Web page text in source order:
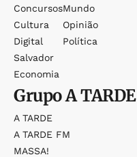
Concursos
Cultura
Digital
Salvador
Economia
Mundo
Opinião
Política
GrupoA TARDE
A TARDE
A TARDE FM
MASSA!